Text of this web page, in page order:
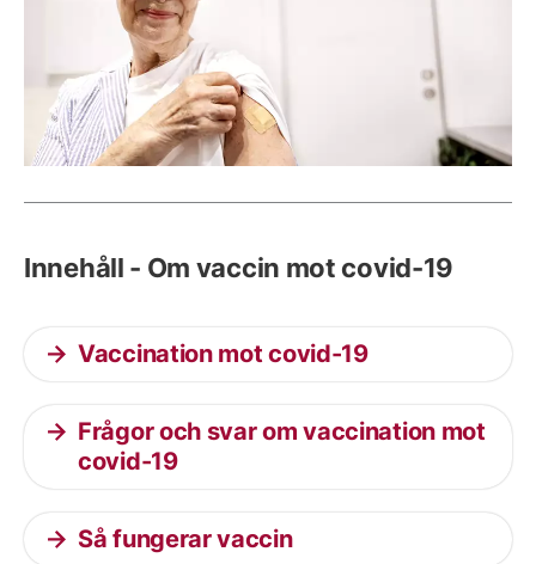
Innehåll - Om vaccin mot covid-19
Vaccination mot covid-19
Frågor och svar om vaccination mot
covid-19
Så fungerar vaccin